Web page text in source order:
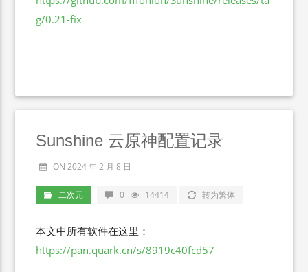
g/0.21-fix
Sunshine 云原神配置记录
ON 2024 年 2 月 8 日
二次元 0 14414 转为繁体
本文中所有软件在这里：
https://pan.quark.cn/s/8919c40fcd57